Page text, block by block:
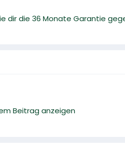
dir die 36 Monate Garantie
Beitrag anzeigen